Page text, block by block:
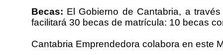
Becas: El Gobierno de Cantabria, a
facilitará 30 becas de matrícula: 10 becas
Cantabria Emprendedora colabora en este